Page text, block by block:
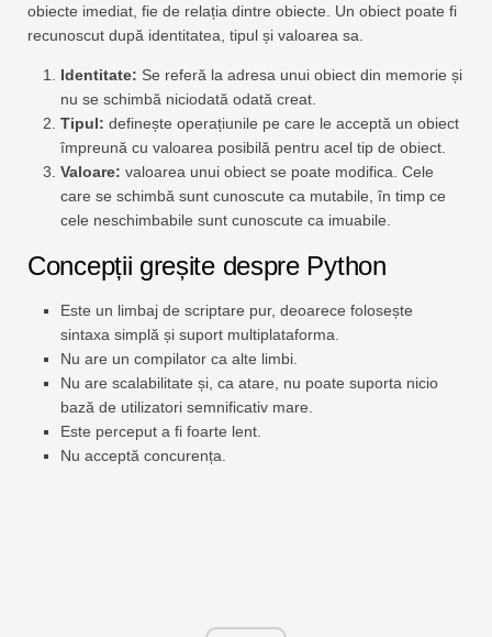
obiecte imediat, fie de relația dintre obiecte. Un obiect poate fi
recunoscut după identitatea, tipul și valoarea sa.
Identitate: Se referă la adresa unui obiect din memorie și
nu se schimbă niciodată odată creat.
Tipul: definește operațiunile pe care le acceptă un obiect
împreună cu valoarea posibilă pentru acel tip de obiect.
Valoare: valoarea unui obiect se poate modifica. Cele
care se schimbă sunt cunoscute ca mutabile, în timp ce
cele neschimbabile sunt cunoscute ca imuabile.
Concepții greșite despre Python
Este un limbaj de scriptare pur, deoarece folosește
sintaxa simplă și suport multiplataforma.
Nu are un compilator ca alte limbi.
Nu are scalabilitate și, ca atare, nu poate suporta nicio
bază de utilizatori semnificativ mare.
Este perceput a fi foarte lent.
Nu acceptă concurența.